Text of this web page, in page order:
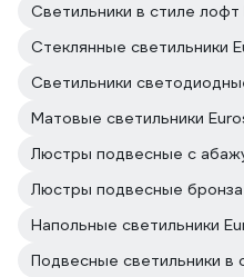
Светильники в стиле
Стеклянные светильники
Светильники
Матовые светильники
Люстры подвесные с
Люстры подвесные
Напольные светильники
Подвесные светильники в